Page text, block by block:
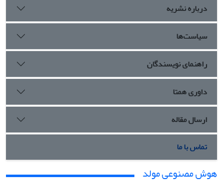
درباره نشریه
سیاست‌ها
راهنمای نویسندگان
داوری همتا
ارسال مقاله
تماس با ما
هوش مصنوعی مولد